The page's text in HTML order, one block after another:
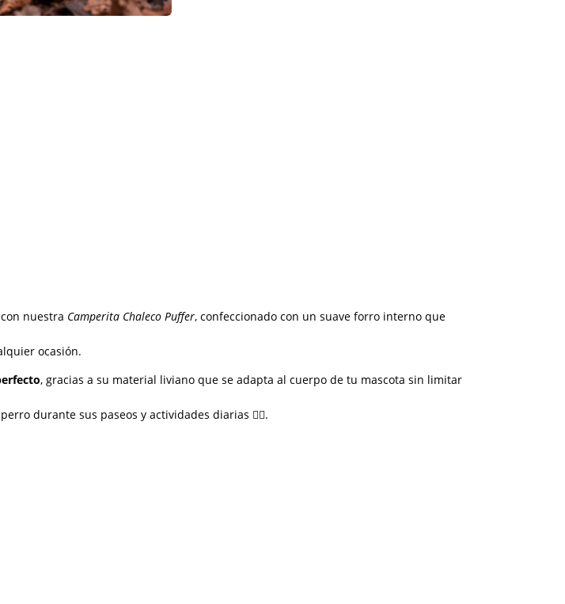
nuestra Camperita Chaleco Puffer, confeccionado con un suave forro interno que
ocasión.
, gracias a su material liviano que se adapta al cuerpo de tu mascota sin limitar
durante sus paseos y actividades diarias 🚶‍♂️.